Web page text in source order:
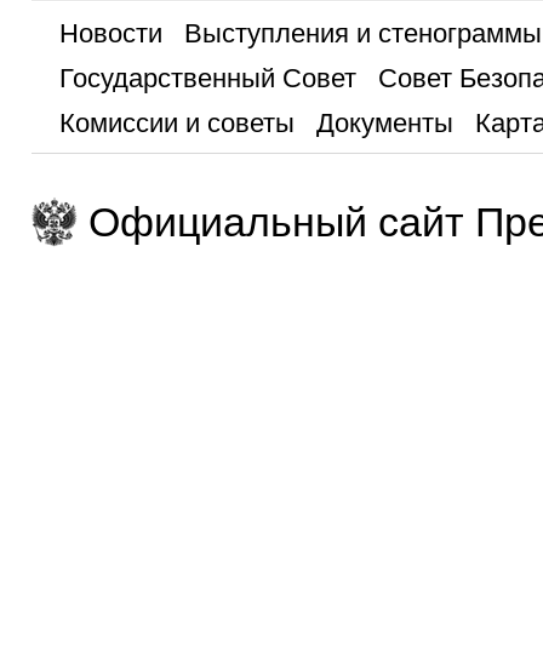
Новости
Выступления и стенограммы
Государственный Совет
Совет
Комиссии и советы
Документы
Официальный сайт